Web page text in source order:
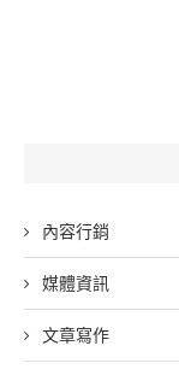
內容行銷
媒體資訊
文章寫作